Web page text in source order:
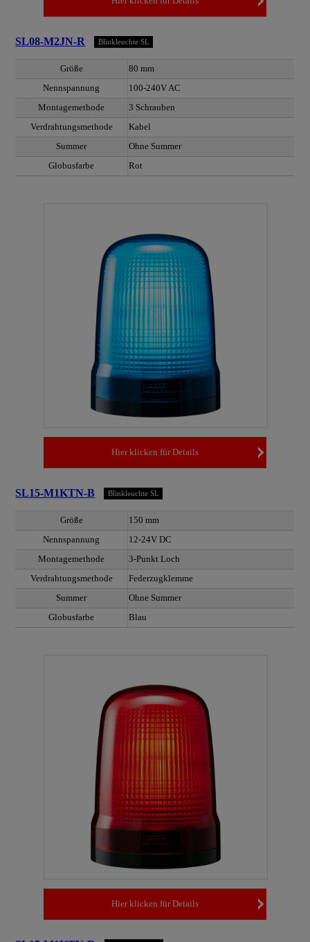
SL08-M2JN-R Blinkleuchte SL
Größe
80 mm
Nennspannung
100-240V AC
Montagemethode
3 Schrauben
Verdrahtungsmethode
Kabel
Summer
Ohne Summer
Globusfarbe
Rot
Hier klicken für Details
SL15-M1KTN-B Blinkleuchte SL
Größe
150 mm
Nennspannung
12-24V DC
Montagemethode
3-Punkt Loch
Verdrahtungsmethode
Federzugklemme
Summer
Ohne Summer
Globusfarbe
Blau
Hier klicken für Details